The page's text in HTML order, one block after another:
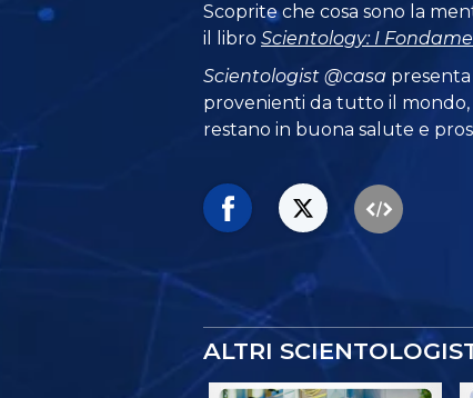
Scoprite che cosa sono la
il libroScientology: I
Scientologist @casa
provenienti da tutto il
restano in buona salute e
ALTRI